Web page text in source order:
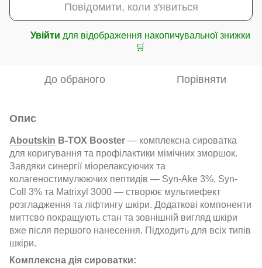
Повідомити, коли з'явиться
Увійти для відображення накопичувальної знижки
🛒
До обраного Порівняти
Опис
Aboutskin B-TOX Booster — комплексна сироватка
для коригування та профілактики мімічних зморшок.
Завдяки синергії міорелаксуючих та
колагеностимулюючих пептидів — Syn-Ake 3%, Syn-
Coll 3% та Matrixyl 3000 — створює мультиефект
розгладження та ліфтингу шкіри. Додаткові компоненти
миттєво покращують стан та зовнішній вигляд шкіри
вже після першого нанесення. Підходить для всіх типів
шкіри.
Комплексна дія сироватки: